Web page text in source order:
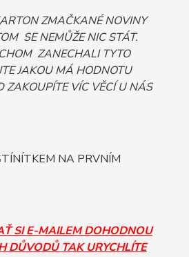
ZMAČKANÉ NOVINY
SE NEMŮŽE NIC STÁT.
ZANECHALI TYTO
JAKOU MÁ HODNOTU
ZAKOUPÍTE VÍC VĚCÍ U NÁS
NA PRVNÍM
SI E-MAILEM DOHODNOU
DŮVODŮ TAK URYCHLÍTE